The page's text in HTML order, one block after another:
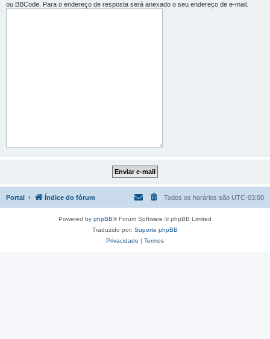
ou BBCode. Para o endereço de resposta será anexado o seu endereço de e-mail.
Portal Índice do fórum Todos os horários são UTC-03:00
Powered by phpBB® Forum Software © phpBB Limited
Traduzido por: Suporte phpBB
Privacidade | Termos